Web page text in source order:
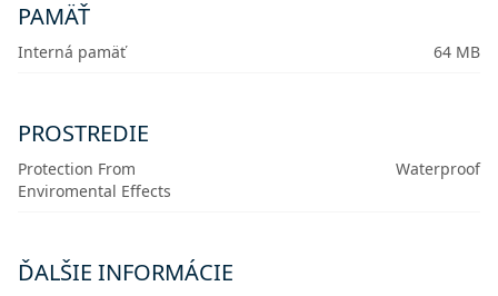
PAMÄŤ
Interná pamäť 64 MB
PROSTREDIE
Protection From
Enviromental Effects
Waterproof
ĎALŠIE INFORMÁCIE